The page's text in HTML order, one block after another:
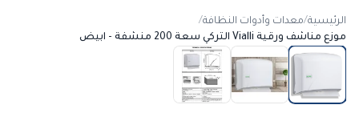
الرئيسية/معدات وأدوات النظافة/
موزع مناشف ورقية Vialli التركي سعة 200 منشفة - ابيض